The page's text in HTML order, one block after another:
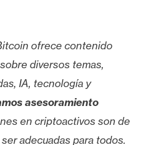
ofrece contenido
diversos temas,
IA, tecnología y
asesoramiento
en criptoactivos son de
adecuadas para todos.